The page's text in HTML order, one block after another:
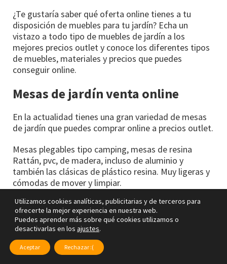
¿Te gustaría saber qué oferta online tienes a tu
disposición de muebles para tu jardín? Echa un
vistazo a todo tipo de muebles de jardín a los
mejores precios outlet y conoce los diferentes tipos
de muebles, materiales y precios que puedes
conseguir online.
Mesas de jardín venta online
En la actualidad tienes una gran variedad de mesas
de jardín que puedes comprar online a precios outlet.
Mesas plegables tipo camping, mesas de resina
Rattán, pvc, de madera, incluso de aluminio y
también las clásicas de plástico resina. Muy ligeras y
cómodas de mover y limpiar.
Resistentes y preparadas y fabricadas para
exteriores, estas mesas son muy económicas online
y puedes encontrar muchas ofertas.
Las tiienes disponibles en diferentes colores, siendo
las blancas y verde oscuro en el caso de las de resina
Utilizamos cookies analíticas, publicitarias y de terceros para
ofrecerte la mejor experiencia en nuestra web.
Puedes aprender más sobre qué cookies utilizamos o
desactivarlas en los ajustes.
Aceptar Rechazar :(